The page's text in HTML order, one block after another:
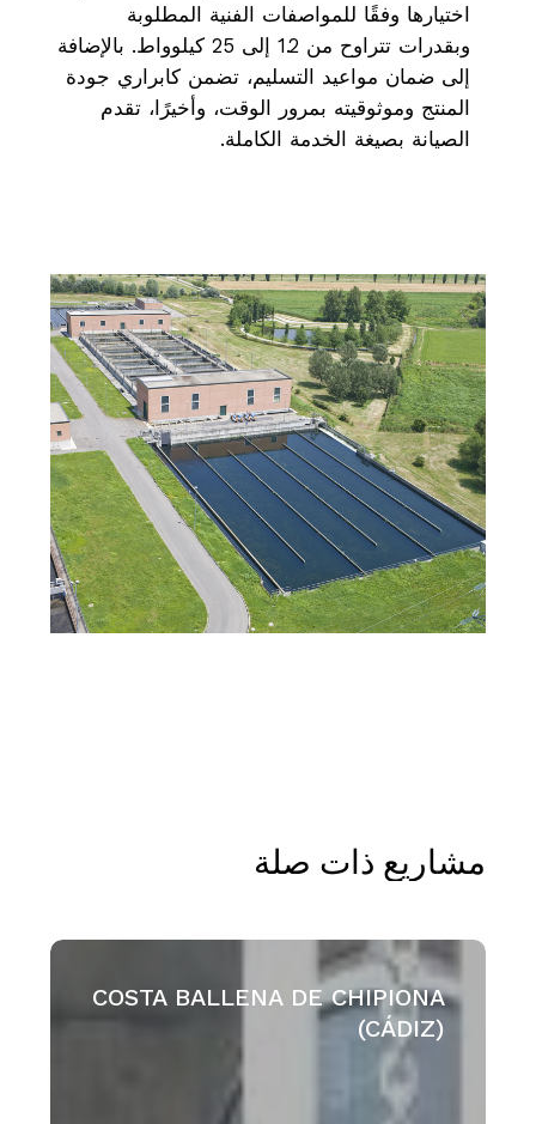
اختيارها وفقًا للمواصفات الفنية المطلوبة
وبقدرات تتراوح من 1.2 إلى 25 كيلوواط. بالإضافة
إلى ضمان مواعيد التسليم، تضمن كابراري جودة
المنتج وموثوقيته بمرور الوقت، وأخيرًا، تقدم
الصيانة بصيغة الخدمة الكاملة.
مشاريع ذات صلة
COSTA
BALLENA
CHIPIONA
COSTA BALLENA DE CHIPIONA
(CÁDIZ)